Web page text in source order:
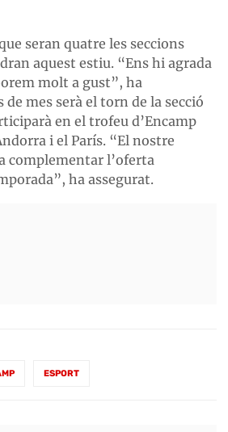
seran quatre les seccions
aquest estiu. “Ens hi agrada
molt a gust”, ha
mes serà el torn de la secció
en el trofeu d’Encamp
i el París. “El nostre
complementar l’oferta
ha assegurat.
ESPORT